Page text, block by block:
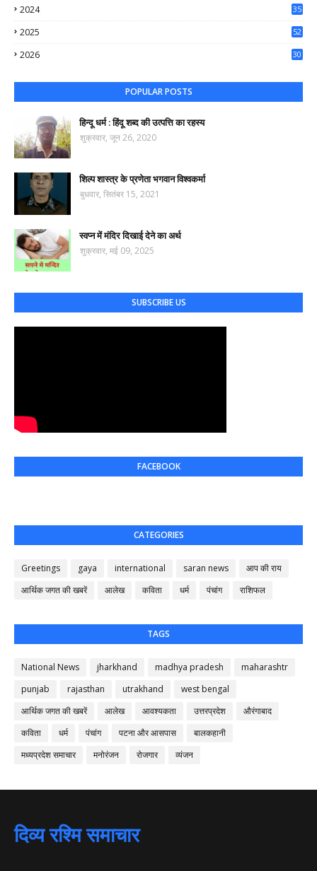
2024
35
2025
52
2026
30
POPULAR POSTS
हिन्दू धर्म : हिंदू शब्द की उत्पत्ति का रहस्य
शुक्रवार, जून 26, 2020
शिल्प शास्त्र के प्रणेता भगवान विश्वकर्मा
बुधवार, सितंबर 15, 2021
स्वप्न में मंदिर दिखाई देने का अर्थ
शुक्रवार, मई 09, 2025
SUBSCRIBE US
FACEBOOK
CATEGORIES
Greetings gaya international saran news
आप की राय
आर्थिक जगत की खबरें
आलेख कविता धर्म पंचांग राशिफल
TAGS
National News jharkhand madhya pradesh
maharashtr
punjab
rajasthan utrakhand
west bengal
आर्थिक जगत की खबरें
आलेख आवश्यकता उत्तरप्रदेश
औरंगाबाद
कविता
धर्म पंचांग पटना और आसपास
बालकहानी
मध्यप्रदेश समाचार
मनोरंजन रोजगार व्यंजन
दिव्य रश्मि समाचार